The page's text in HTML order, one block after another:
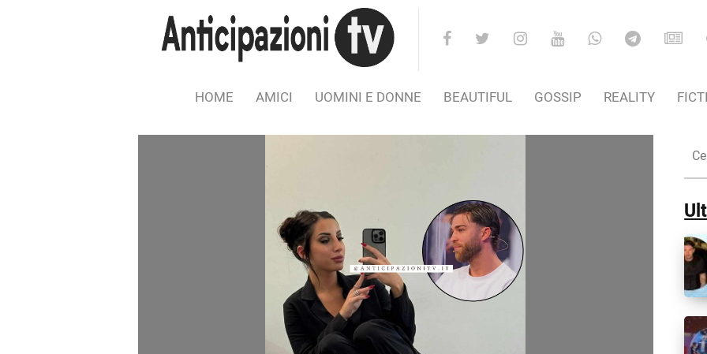
HOME AMICI UOMINI E DONNE BEAUTIFUL GOSSIP REALITY
nel
Sito